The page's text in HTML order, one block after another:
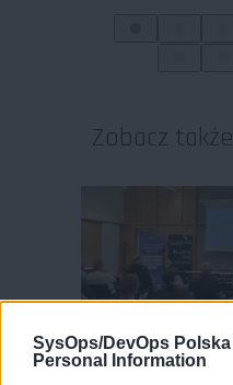
SysOps/DevOps Polska
Personal Information
Zobacz